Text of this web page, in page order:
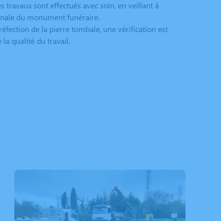
travaux sont effectués avec soin, en veillant à
du monument funéraire.
de la pierre tombale, une vérification est
la qualité du travail.